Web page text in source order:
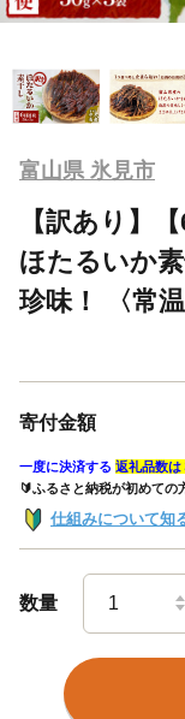
富山県 氷見市
【訳あり】
ほたるいか
珍味！ 〈常温
寄付金額
一度に決済する 返礼品数は
🔰ふるさと納税が初めての
仕組みについて知
数量